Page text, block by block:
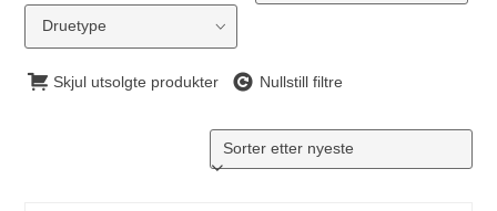
Druetype
Skjul utsolgte produkter Nullstill filtre